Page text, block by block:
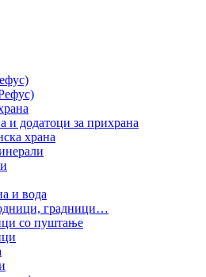
и додатоци за прихрана
храна
и вода
градници…
со пуштање